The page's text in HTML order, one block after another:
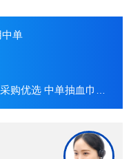
中单
选 中单抽血巾现货直发